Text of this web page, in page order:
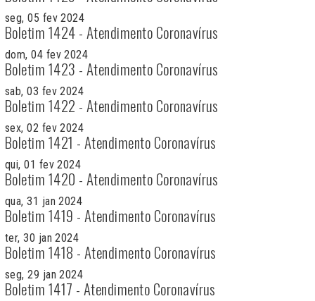
seg, 05 fev 2024
Boletim 1424 - Atendimento Coronavírus
dom, 04 fev 2024
Boletim 1423 - Atendimento Coronavírus
sab, 03 fev 2024
Boletim 1422 - Atendimento Coronavírus
sex, 02 fev 2024
Boletim 1421 - Atendimento Coronavírus
qui, 01 fev 2024
Boletim 1420 - Atendimento Coronavírus
qua, 31 jan 2024
Boletim 1419 - Atendimento Coronavírus
ter, 30 jan 2024
Boletim 1418 - Atendimento Coronavírus
seg, 29 jan 2024
Boletim 1417 - Atendimento Coronavírus